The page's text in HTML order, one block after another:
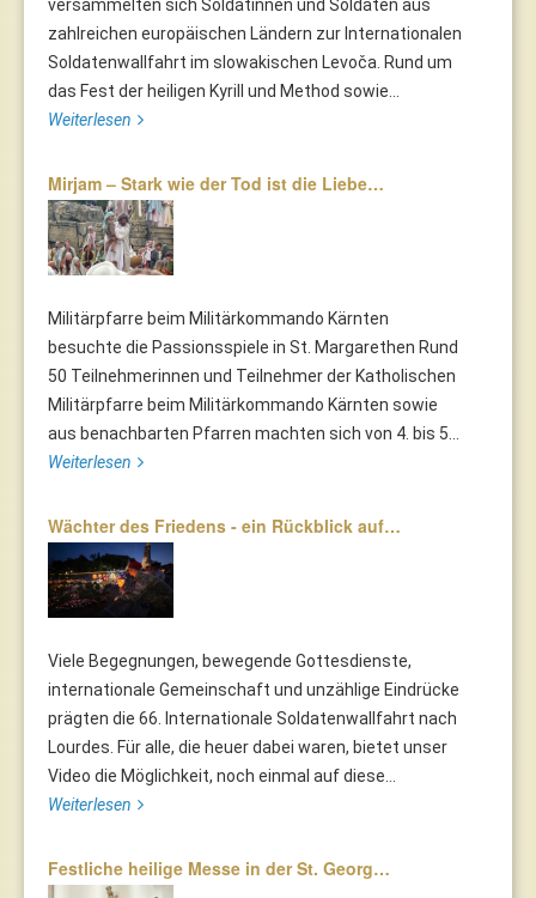
versammelten sich Soldatinnen und Soldaten aus
zahlreichen europäischen Ländern zur Internationalen
Soldatenwallfahrt im slowakischen Levoča. Rund um
das Fest der heiligen Kyrill und Method sowie...
Weiterlesen
Mirjam – Stark wie der Tod ist die Liebe…
Militärpfarre beim Militärkommando Kärnten
besuchte die Passionsspiele in St. Margarethen Rund
50 Teilnehmerinnen und Teilnehmer der Katholischen
Militärpfarre beim Militärkommando Kärnten sowie
aus benachbarten Pfarren machten sich von 4. bis 5...
Weiterlesen
Wächter des Friedens - ein Rückblick auf…
Viele Begegnungen, bewegende Gottesdienste,
internationale Gemeinschaft und unzählige Eindrücke
prägten die 66. Internationale Soldatenwallfahrt nach
Lourdes. Für alle, die heuer dabei waren, bietet unser
Video die Möglichkeit, noch einmal auf diese...
Weiterlesen
Festliche heilige Messe in der St. Georg…